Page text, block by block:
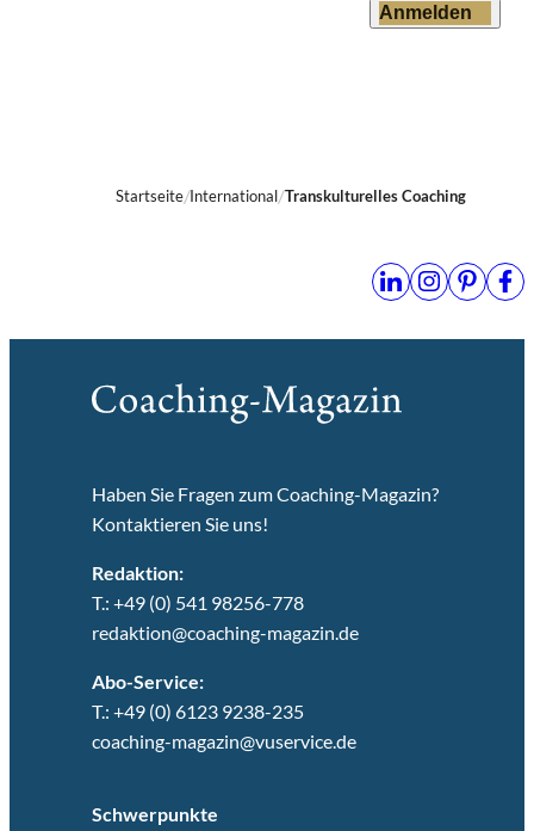
Anmelden
Startseite International Transkulturelles Coaching
Haben Sie Fragen zum Coaching-Magazin?
Kontaktieren Sie uns!
Redaktion:
T.: +49 (0) 541 98256-778
redaktion@coaching-magazin.de
Abo-Service:
T.: +49 (0) 6123 9238-235
coaching-magazin@vuservice.de
Schwerpunkte